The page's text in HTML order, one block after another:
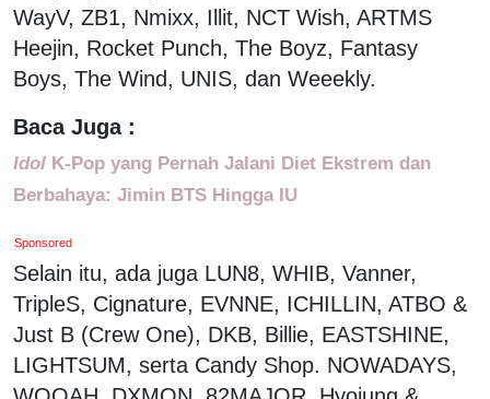
WayV, ZB1, Nmixx, Illit, NCT Wish, ARTMS
Heejin, Rocket Punch, The Boyz, Fantasy
Boys, The Wind, UNIS, dan Weeekly.
Baca Juga :
Idol K-Pop yang Pernah Jalani Diet Ekstrem dan
Berbahaya: Jimin BTS Hingga IU
Sponsored
Selain itu, ada juga LUN8, WHIB, Vanner,
TripleS, Cignature, EVNNE, ICHILLIN, ATBO &
Just B (Crew One), DKB, Billie, EASTSHINE,
LIGHTSUM, serta Candy Shop. NOWADAYS,